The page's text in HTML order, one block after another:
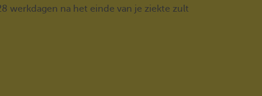
werkdagen na het einde van je ziekte zult